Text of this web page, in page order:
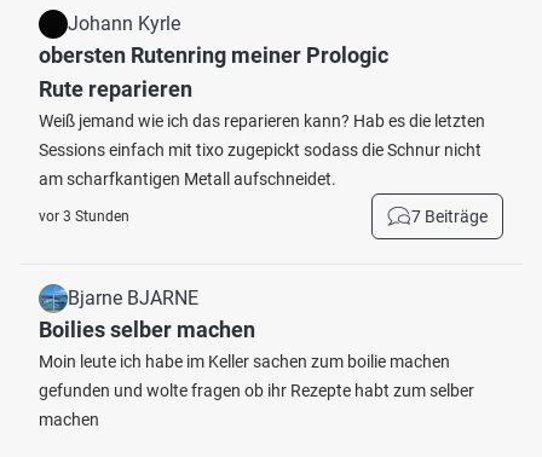
Johann Kyrle
obersten Rutenring meiner Prologic
Rute reparieren
Weiß jemand wie ich das reparieren kann? Hab es die letzten
Sessions einfach mit tixo zugepickt sodass die Schnur nicht
am scharfkantigen Metall aufschneidet.
vor 3 Stunden 7 Beiträge
Bjarne BJARNE
Boilies selber machen
Moin leute ich habe im Keller sachen zum boilie machen
gefunden und wolte fragen ob ihr Rezepte habt zum selber
machen